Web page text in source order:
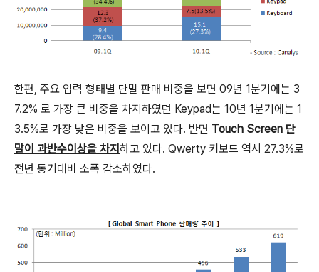
한편, 주요 입력 형태별 단말 판매 비중을 보면 09년 1분기에는 3
7.2% 로 가장 큰 비중을 차지하였던 Keypad는 10년 1분기에는 1
3.5%로 가장 낮은 비중을 보이고 있다. 반면 Touch Screen 단
말이 과반수이상을 차지 하고 있다. Qwerty 키보드 역시 27.3%로
전년 동기대비 소폭 감소하였다.